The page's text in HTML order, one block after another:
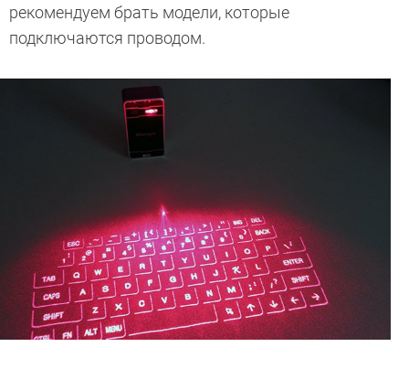
рекомендуем брать модели, которые
подключаются проводом.